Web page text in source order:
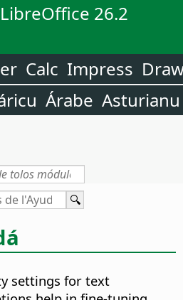
26.2
Calc Impress
Árabe Asturianu
settings for text